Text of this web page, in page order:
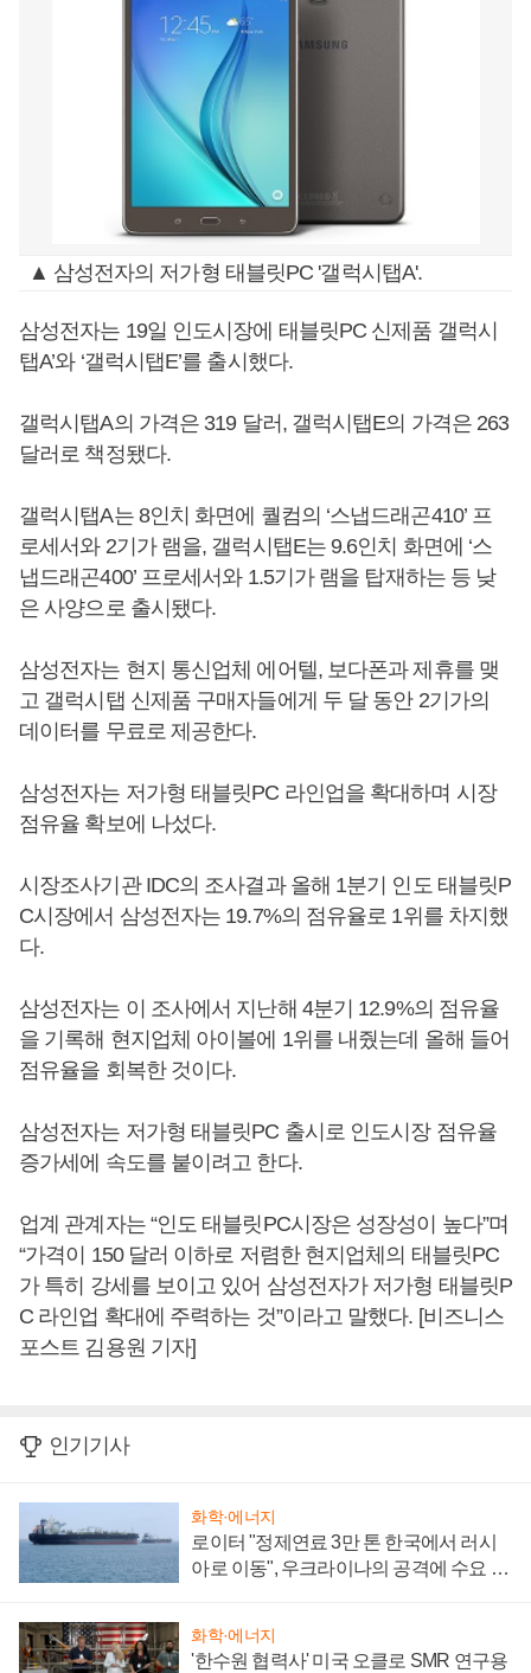
▲ 삼성전자의 저가형 태블릿PC '갤럭시탭A'.
삼성전자는 19일 인도시장에 태블릿PC 신제품 갤럭시
탭A’와 ‘갤럭시탭E’를 출시했다.
갤럭시탭A의 가격은 319 달러, 갤럭시탭E의 가격은 263
달러로 책정됐다.
갤럭시탭A는 8인치 화면에 퀄컴의 ‘스냅드래곤410’ 프
로세서와 2기가 램을, 갤럭시탭E는 9.6인치 화면에 ‘스
냅드래곤400’ 프로세서와 1.5기가 램을 탑재하는 등 낮
은 사양으로 출시됐다.
삼성전자는 현지 통신업체 에어텔, 보다폰과 제휴를 맺
고 갤럭시탭 신제품 구매자들에게 두 달 동안 2기가의
데이터를 무료로 제공한다.
삼성전자는 저가형 태블릿PC 라인업을 확대하며 시장
점유율 확보에 나섰다.
시장조사기관 IDC의 조사결과 올해 1분기 인도 태블릿P
C시장에서 삼성전자는 19.7%의 점유율로 1위를 차지했
다.
삼성전자는 이 조사에서 지난해 4분기 12.9%의 점유율
을 기록해 현지업체 아이볼에 1위를 내줬는데 올해 들어
점유율을 회복한 것이다.
삼성전자는 저가형 태블릿PC 출시로 인도시장 점유율
증가세에 속도를 붙이려고 한다.
업계 관계자는 “인도 태블릿PC시장은 성장성이 높다”며
“가격이 150 달러 이하로 저렴한 현지업체의 태블릿PC
가 특히 강세를 보이고 있어 삼성전자가 저가형 태블릿P
C 라인업 확대에 주력하는 것”이라고 말했다. [비즈니스
포스트 김용원 기자]
인기기사
화학·에너지
로이터 "정제연료 3만 톤 한국에서 러시
아로 이동", 우크라이나의 공격에 수요 늘
화학·에너지
'한수원 협력사' 미국 오클로 SMR 연구용